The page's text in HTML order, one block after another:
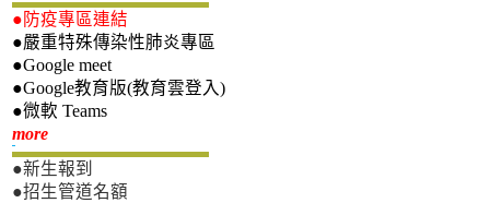
●防疫專區連結
●嚴重特殊傳染性肺炎專區
●Google meet
●Google教育版(教育雲登入)
●微軟 Teams
more新生專區
●新生報到
●招生管道名額